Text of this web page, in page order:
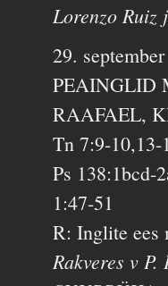
Lorenzo Ruiz
29. september
PEAINGLID
RAAFAEL,
Tn 7:9-
Ps 138:1bcd-
1:47-51
R: Inglite ees
Rakveres v